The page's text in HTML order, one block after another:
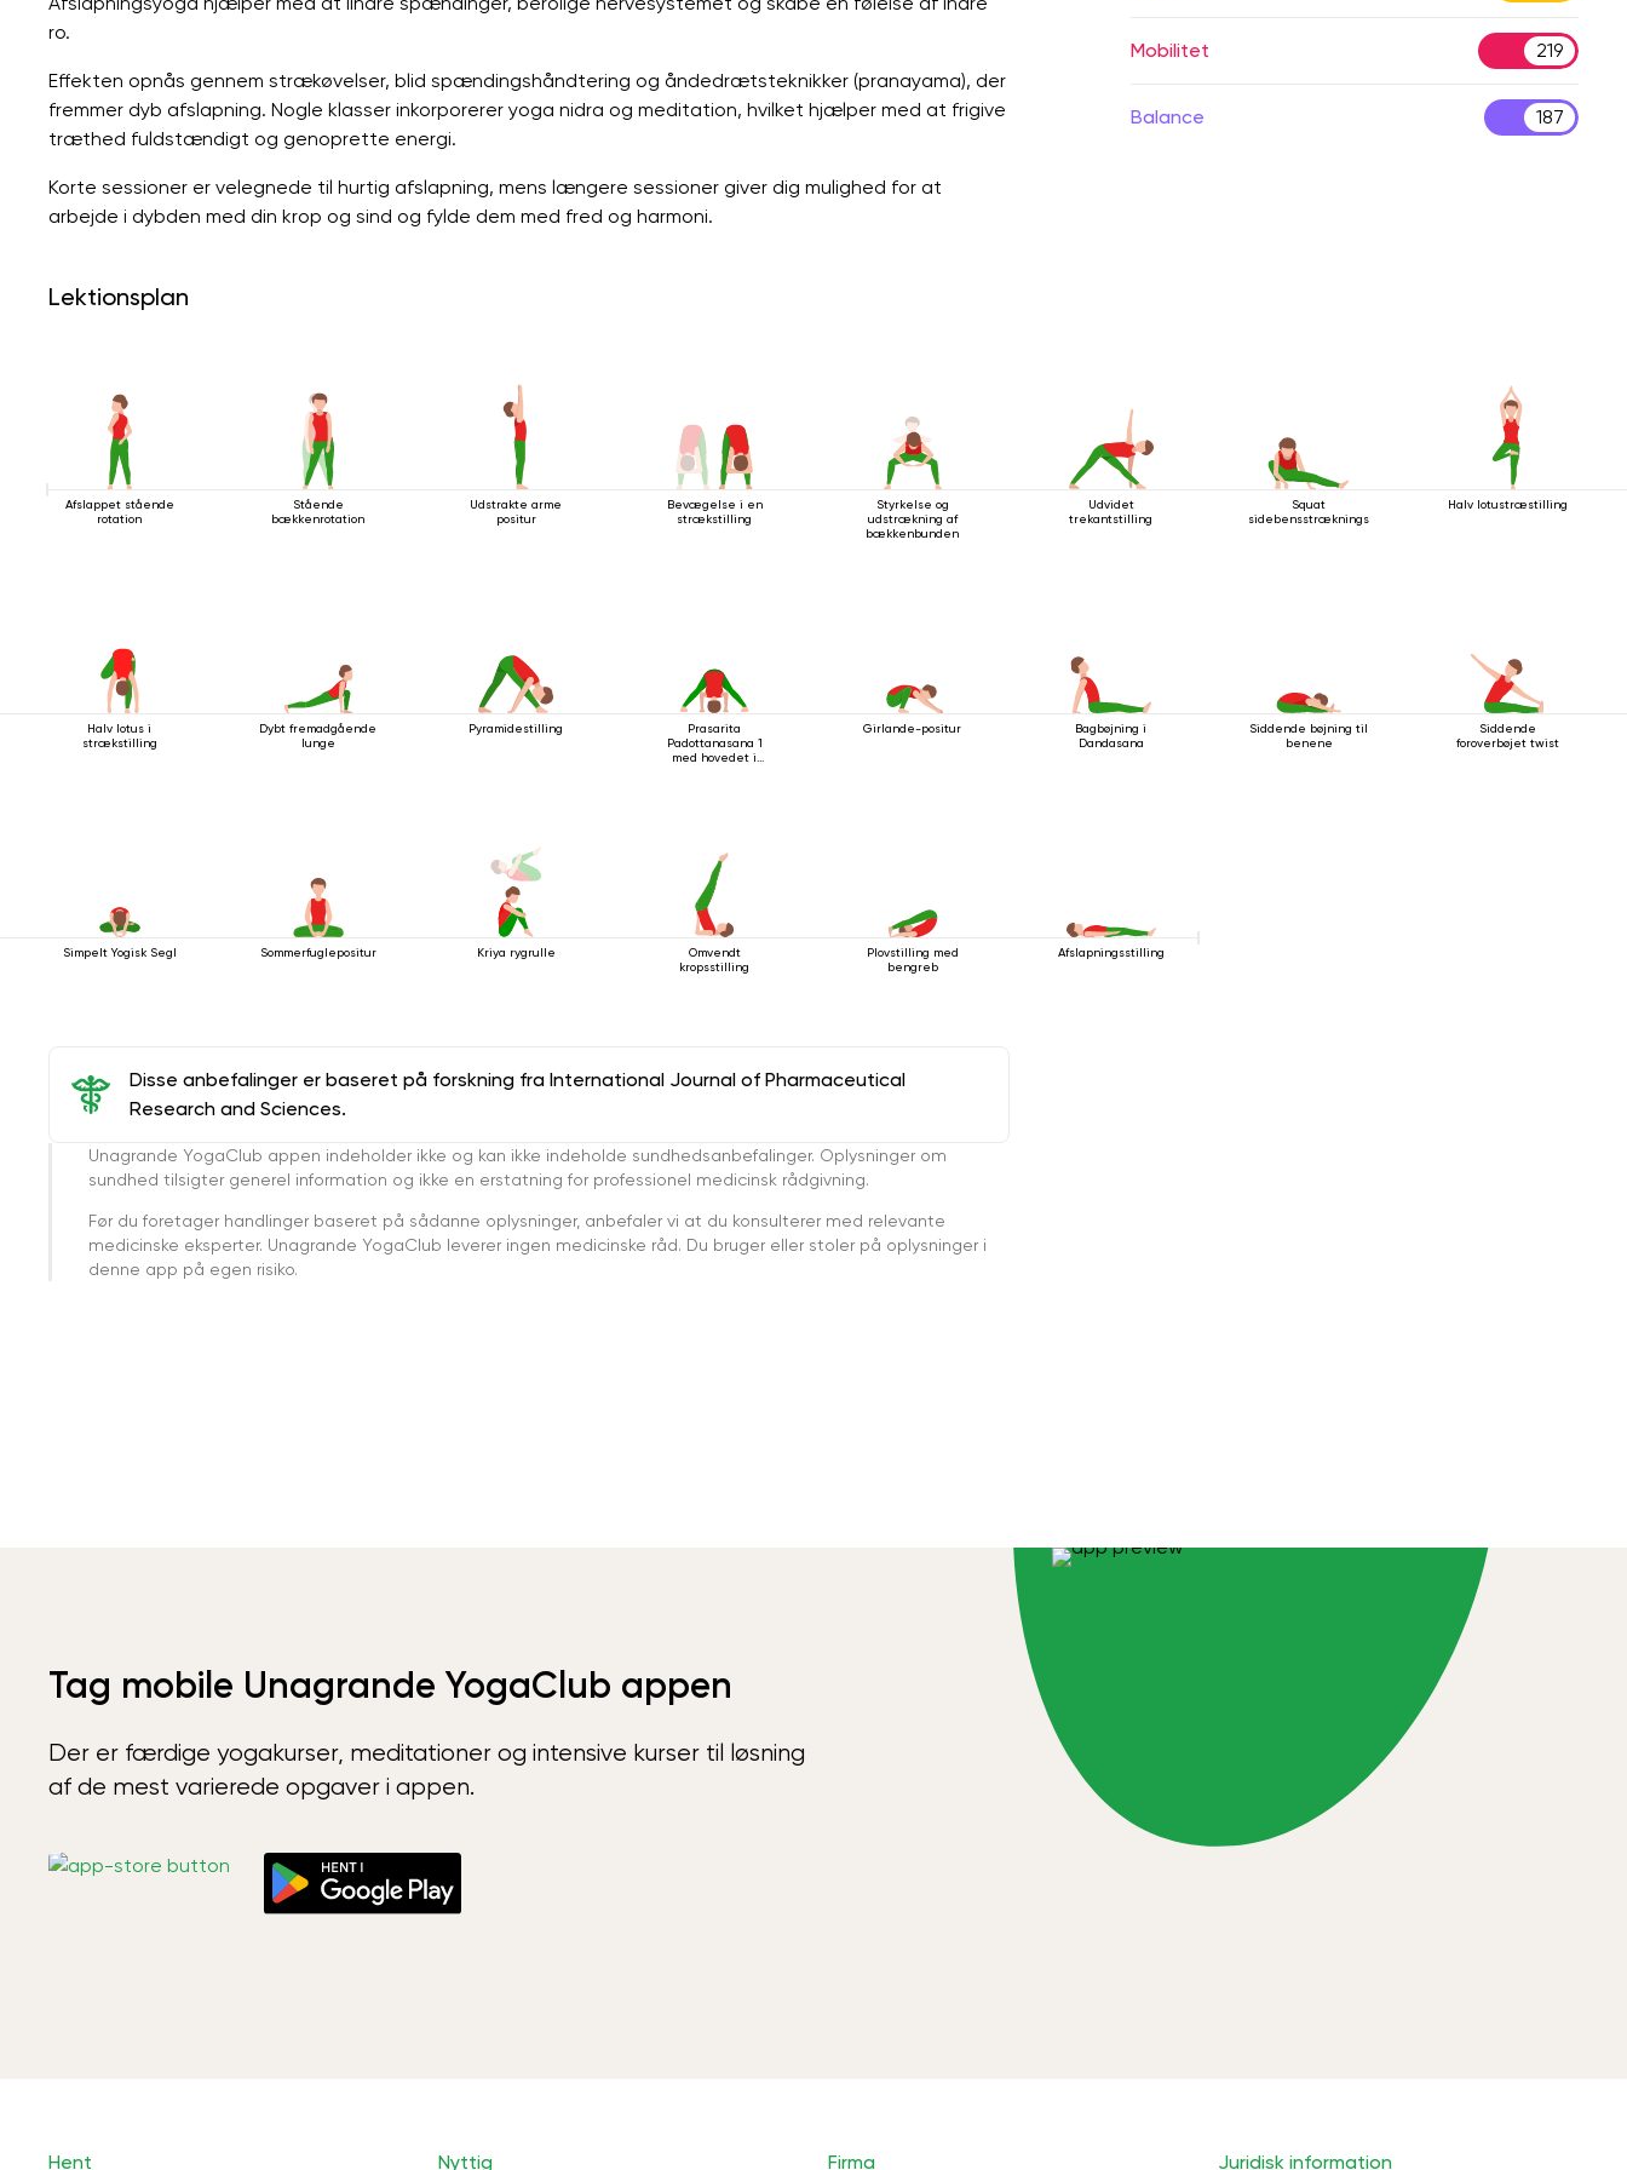
ro.
Effekten opnås gennem strækøvelser, blid spændingshåndtering og åndedrætsteknikker (pranayama), der
fremmer dyb afslapning. Nogle klasser inkorporerer yoga nidra og meditation, hvilket hjælper med at frigive
træthed fuldstændigt og genoprette energi.
Korte sessioner er velegnede til hurtig afslapning, mens længere sessioner giver dig mulighed for at
arbejde i dybden med din krop og sind og fylde dem med fred og harmoni.
Mobilitet 219
Balance 187
Lektionsplan
Afslappet stående
rotation
Stående
bækkenrotation
Udstrakte arme
positur
Bevægelse i en
strækstilling
Styrkelse og
udstrækning af
bækkenbunden
Udvidet
trekantstilling
Squat
sidebensstrækningsstilling
Halv lotustræstilling
Halv lotus i
strækstilling
Dybt fremadgående
lunge
Pyramidestilling
Prasarita
Padottanasana 1
med hovedet i
Girlande-positur
Bagbøjning i
Dandasana
Siddende bøjning til
benene
Siddende
foroverbøjet twist
Simpelt Yogisk Segl Sommerfuglepositur Kriya rygrulle
Omvendt
kropsstilling
Plovstilling med
bengreb
Afslapningsstilling
Disse anbefalinger er baseret på forskning fra International Journal of Pharmaceutical
Research and Sciences.
Unagrande YogaClub appen indeholder ikke og kan ikke indeholde sundhedsanbefalinger. Oplysninger om
sundhed tilsigter generel information og ikke en erstatning for professionel medicinsk rådgivning.
Før du foretager handlinger baseret på sådanne oplysninger, anbefaler vi at du konsulterer med relevante
medicinske eksperter. Unagrande YogaClub leverer ingen medicinske råd. Du bruger eller stoler på oplysninger i
denne app på egen risiko.
Tag mobile Unagrande YogaClub appen
Der er færdige yogakurser, meditationer og intensive kurser til løsning
af de mest varierede opgaver i appen.
Hent Nyttig Firma Juridisk information